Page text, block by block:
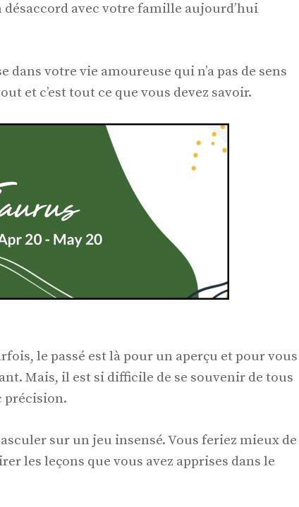
avec votre famille aujourd’hui
votre vie amoureuse qui n’a pas de sens
et c’est tout ce que vous devez savoir.
le passé est là pour un aperçu et pour vous
Mais, il est si difficile de se souvenir de tous
précision.
sur un jeu insensé. Vous feriez mieux de
les leçons que vous avez apprises dans le